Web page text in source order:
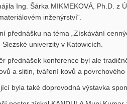
Ing. Šárka MIKMEKOVÁ, Ph.D. z
inženýrství“.
přednášku na téma „Získávání
Slezské univerzity v Katowicích.
přednášek konference byl ale
a slitin, tváření kovů a
byla také doprovodná výstavka